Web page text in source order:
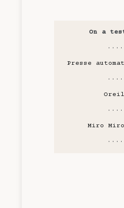
On a
Presse
Miro